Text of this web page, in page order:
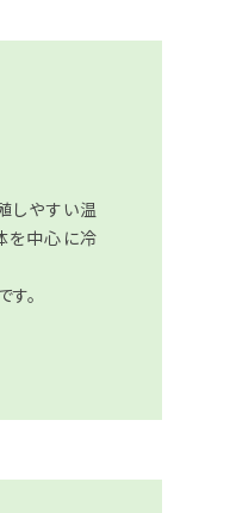
しやすい温
を中心に冷
。